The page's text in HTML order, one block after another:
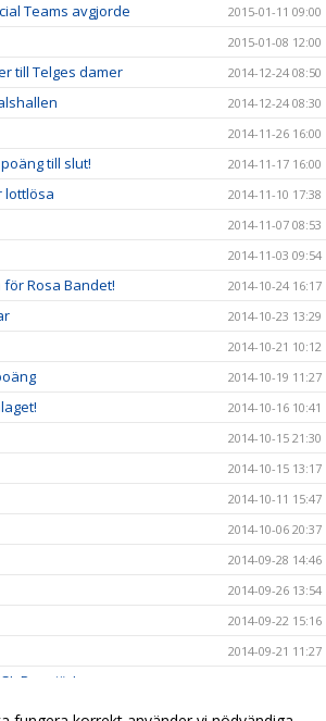
Teams avgjorde 2015-01-11 09:00
2015-01-08 12:00
till Telges damer 2014-12-24 08:50
2014-12-24 08:30
2014-11-26 16:00
till slut! 2014-11-17 16:00
lottlösa 2014-11-10 17:38
2014-11-07 08:53
2014-11-03 09:54
Rosa Bandet! 2014-10-24 16:17
2014-10-23 13:29
2014-10-21 10:12
2014-10-19 11:27
2014-10-16 10:41
2014-10-15 21:30
2014-10-15 13:17
2014-10-11 15:47
2014-10-06 20:37
2014-09-28 14:46
2014-09-26 13:54
2014-09-22 15:16
2014-09-21 11:27
Premiär!
2014-09-16 22:15